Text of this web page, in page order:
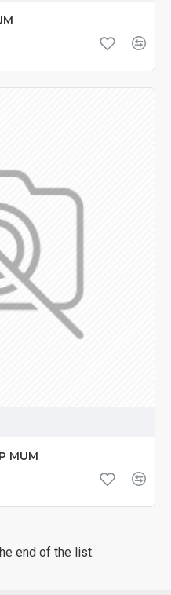
MUM
end of the list.